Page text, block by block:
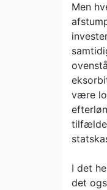
Men
være
I det
det